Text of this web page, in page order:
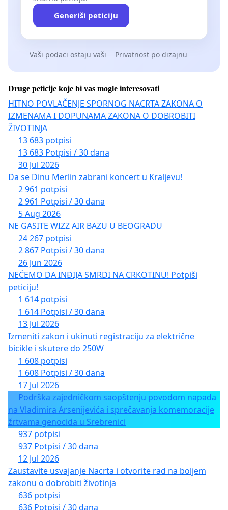
Generiši peticiju
Vaši podaci ostaju vaši Privatnost po dizajnu
Druge peticije koje bi vas mogle interesovati
HITNO POVLAČENJE SPORNOG NACRTA ZAKONA O
IZMENAMA I DOPUNAMA ZAKONA O DOBROBITI
ŽIVOTINJA
13 683 potpisi
13 683 Potpisi / 30 dana
30 Jul 2026
Da se Dinu Merlin zabrani koncert u Kraljevu!
2 961 potpisi
2 961 Potpisi / 30 dana
5 Aug 2026
NE GASITE WIZZ AIR BAZU U BEOGRADU
24 267 potpisi
2 867 Potpisi / 30 dana
26 Jun 2026
NEĆEMO DA INĐIJA SMRDI NA CRKOTINU! Potpiši
peticiju!
1 614 potpisi
1 614 Potpisi / 30 dana
13 Jul 2026
Izmeniti zakon i ukinuti registraciju za električne
bicikle i skutere do 250W
1 608 potpisi
1 608 Potpisi / 30 dana
17 Jul 2026
Podrška zajedničkom saopštenju povodom napada
na Vladimira Arsenijevića i sprečavanja komemoracije
žrtvama genocida u Srebrenici
937 potpisi
937 Potpisi / 30 dana
12 Jul 2026
Zaustavite usvajanje Nacrta i otvorite rad na boljem
zakonu o dobrobiti životinja
636 potpisi
636 Potpisi / 30 dana